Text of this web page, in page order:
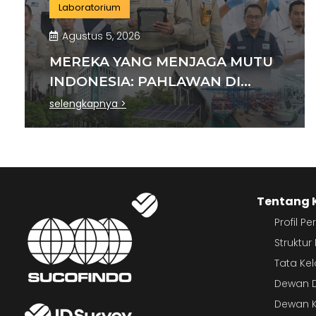
Laboratorium
Agustus 5, 2026
MEREKA YANG MENJAGA MUTU
INDONESIA: PAHLAWAN DI
BALIK SETIAP STANDAR
INDUSTRI
selengkapnya >
Tentang
Profil
Tata
Dewan
Dewan